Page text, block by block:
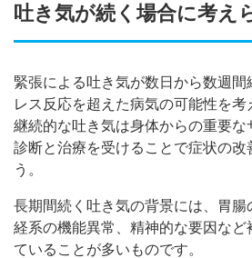
吐き気が続く場合に考え
緊張による吐き気が数日から数週間
レス反応を超えた病気の可能性を考
継続的な吐き気は身体からの重要な
診断と治療を受けることで症状の改
う。
長期間続く吐き気の背景には、胃腸
経系の機能異常、精神的な要因など
ていることが多いものです。